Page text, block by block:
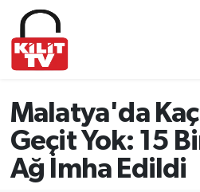
Malatya'da
Geçit Yok: 15
Ağ İmha Edildi
Hava Durumu
Trafik Durumu
Süper Lig Puan Durumu
Tüm Manşetler